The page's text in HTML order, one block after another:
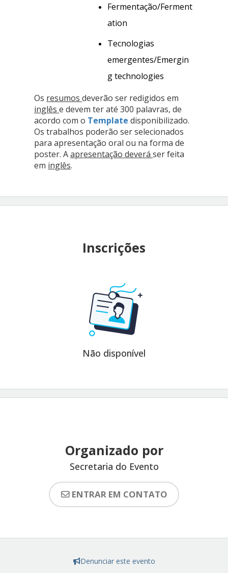
Fermentação/Ferment
ation
Tecnologias
emergentes/Emergin
g technologies
Os resumosdeverão ser redigidos em
inglêse devem ter até 300 palavras, de
acordo com o Template disponibilizado.
Os trabalhos poderão ser selecionados
para apresentação oral ou na forma de
poster. Aapresentação deveráser feita
em inglês.
Inscrições
Não disponível
Organizado por
Secretaria do Evento
ENTRAR EM CONTATO
Denunciar este evento